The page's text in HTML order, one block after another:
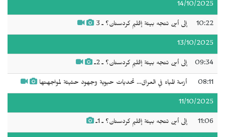
14/10/2025
10:22 إلى أين تتجه بيئة إقليم كردستان؟ ـ 3
13/10/2025
09:34 إلى أين تتجه بيئة إقليم كردستان؟ ـ 2ـ
08:11 أزمة المياه في العراق... تحديات حيوية وجهود حثيثة لمواجهتها
11/10/2025
11:06 إلى أين تتجه بيئة إقليم كردستان؟ ـ 1ـ